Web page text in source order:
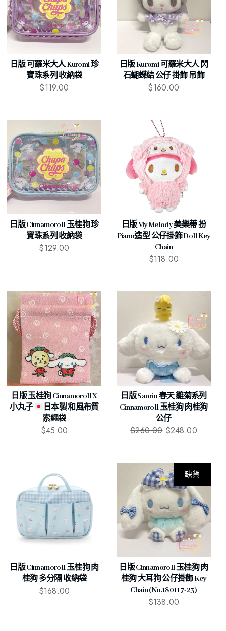
日版 可羅米大人 Kuromi 珍
寶珠系列 收納袋
$119.00
日版 Kuromi 可羅米大人 閃
石蝴蝶結 公仔 掛飾 吊飾
$160.00
日版 Cinnamoroll 玉桂狗 珍
寶珠系列 收納袋
$129.00
日版 My Melody 美樂蒂 扮
Piano造型 公仔掛飾 Doll Key
Chain
$118.00
日版 玉桂狗 Cinnamoroll X
小丸子
日本製 和風布質
索繩袋
$45.00
日版 Sanrio 春天 雛菊系列
Cinnamoroll 玉桂狗 肉桂狗
公仔
$260.00 $248.00
日版 Cinnamoroll 玉桂狗 肉
桂狗 多分隔 收納袋
$168.00
缺貨
日版 Cinnamoroll 玉桂狗 肉
桂狗 大耳狗 公仔掛飾 Key
Chain (No.180117-23)
$138.00